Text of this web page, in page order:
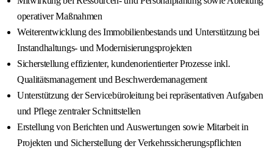
operativer Maßnahmen
Weiterentwicklung des Immobilienbestands und Unterstützung bei
Instandhaltungs‑ und Modernisierungsprojekten
Sicherstellung effizienter, kundenorientierter Prozesse inkl.
Qualitätsmanagement und Beschwerdemanagement
Unterstützung der Servicebüroleitung bei repräsentativen Aufgaben
und Pflege zentraler Schnittstellen
Erstellung von Berichten und Auswertungen sowie Mitarbeit in
Projekten und Sicherstellung der Verkehrssicherungspflichten